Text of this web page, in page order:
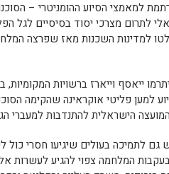
למאמצי הסיוע ההומניטרי –
לתרום מצרכי יסוד בסיסיים לגל
למדינות השכנות מאז שפרצה
ייאסף וייארז ברשויות
למען פליטי אוקראינה שהקימה
הישראלית להתנדבות למעברי
גם לתמיכה בעולים שיגיעו חסרי
המלחמה צפוי להגיע לעשרות